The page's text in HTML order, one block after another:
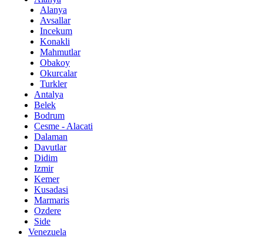
Alanya
Avsallar
Incekum
Konakli
Mahmutlar
Obakoy
Okurcalar
Turkler
Antalya
Belek
Bodrum
Cesme - Alacati
Dalaman
Davutlar
Didim
Izmir
Kemer
Kusadasi
Marmaris
Ozdere
Side
Venezuela